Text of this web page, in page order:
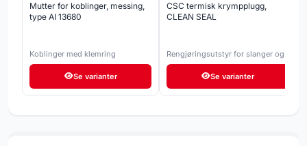
Mutter for koblinger, messing,
type AI 13680
Koblinger med klemring
Se varianter
CSC termisk krympplugg,
CLEAN SEAL
Rengjøringsutstyr for slanger og
rør
Se varianter